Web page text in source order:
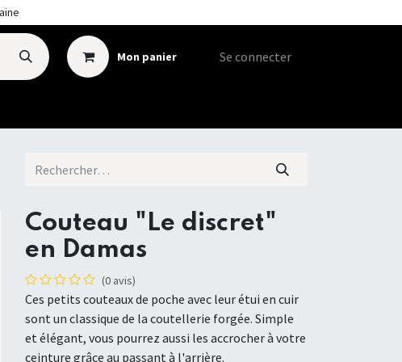
Mon panier Se connecter
Couteau "Le discret"
en Damas
(0 avis)
Ces petits couteaux de poche avec leur étui en cuir
sont un classique de la coutellerie forgée. Simple
et élégant, vous pourrez aussi les accrocher à votre
ceinture grâce au passant à l'arrière.